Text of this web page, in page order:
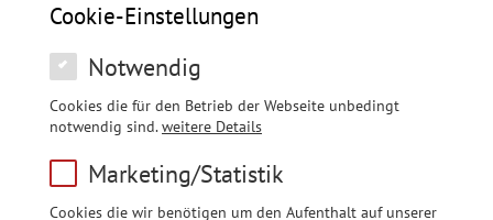
Cookie-Einstellungen
Notwendig
Cookies die für den Betrieb der Webseite unbedingt
notwendig sind.weitere Details
Marketing/Statistik
Cookies die wir benötigen um den Aufenthalt auf unserer